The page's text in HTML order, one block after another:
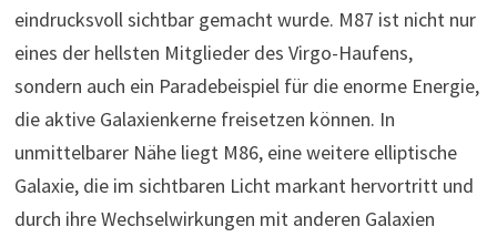
eindrucksvoll sichtbar gemacht wurde. M87 ist nicht nur
eines der hellsten Mitglieder des Virgo-Haufens,
sondern auch ein Paradebeispiel für die enorme Energie,
die aktive Galaxienkerne freisetzen können. In
unmittelbarer Nähe liegt M86, eine weitere elliptische
Galaxie, die im sichtbaren Licht markant hervortritt und
durch ihre Wechselwirkungen mit anderen Galaxien